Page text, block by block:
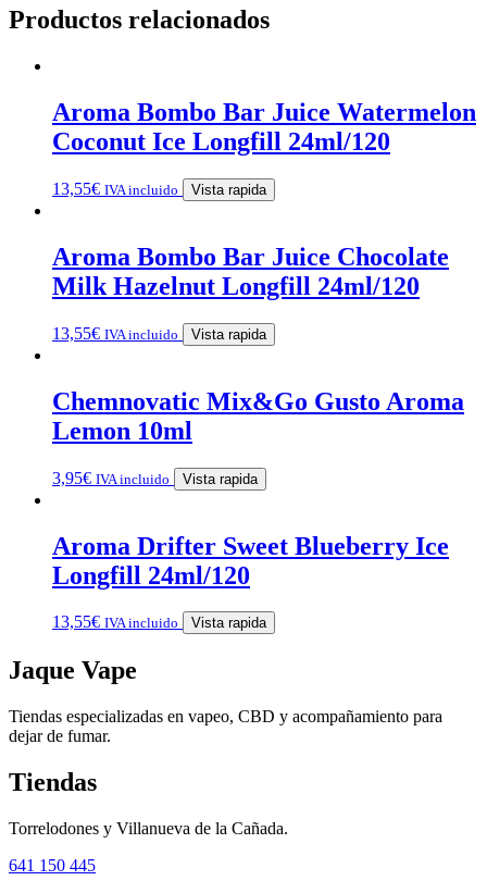
Productos relacionados
Aroma Bombo Bar Juice Watermelon
Coconut Ice Longfill 24ml/120
13,55€ IVA incluido Vista rapida
Aroma Bombo Bar Juice Chocolate
Milk Hazelnut Longfill 24ml/120
13,55€ IVA incluido Vista rapida
Chemnovatic Mix&Go Gusto Aroma
Lemon 10ml
3,95€ IVA incluido Vista rapida
Aroma Drifter Sweet Blueberry Ice
Longfill 24ml/120
13,55€ IVA incluido Vista rapida
Jaque Vape
Tiendas especializadas en vapeo, CBD y acompañamiento para
dejar de fumar.
Tiendas
Torrelodones y Villanueva de la Cañada.
641 150 445